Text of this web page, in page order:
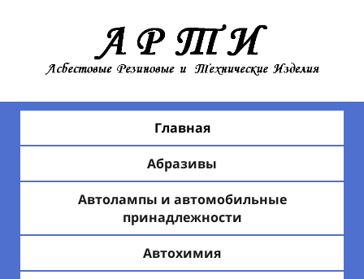
Главная
Абразивы
Автолампы и автомобильные
принадлежности
Автохимия